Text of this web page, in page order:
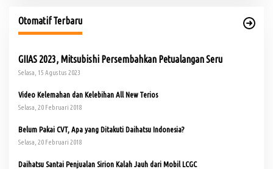
Otomatif Terbaru
GIIAS 2023, Mitsubishi Persembahkan Petualangan Seru
Selasa, 15 Agustus 2023
Video Kelemahan dan Kelebihan All New Terios
Selasa, 20 Februari 2018
Belum Pakai CVT, Apa yang Ditakuti Daihatsu Indonesia?
Selasa, 20 Februari 2018
Daihatsu Santai Penjualan Sirion Kalah Jauh dari Mobil LCGC